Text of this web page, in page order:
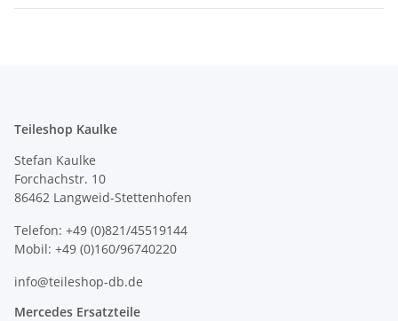
Teileshop Kaulke
Stefan Kaulke
Forchachstr. 10
86462 Langweid-Stettenhofen
Telefon: +49 (0)821/45519144
Mobil: +49 (0)160/96740220
info@teileshop-db.de
Mercedes Ersatzteile